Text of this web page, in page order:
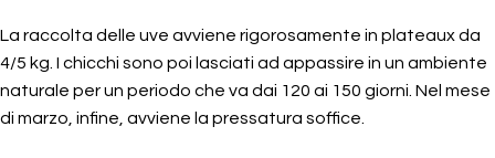
La raccolta delle uve avviene rigorosamente in plateaux da
4/5 kg. I chicchi sono poi lasciati ad appassire in un ambiente
naturale per un periodo che va dai 120 ai 150 giorni. Nel mese
di marzo, infine, avviene la pressatura soffice.